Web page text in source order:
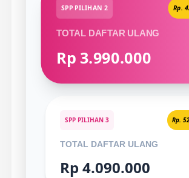
SPP PILIHAN 2 Rp.
TOTAL DAFTAR ULANG
Rp 3.990.000
SPP PILIHAN 3 Rp.
TOTAL DAFTAR ULANG
Rp 4.090.000